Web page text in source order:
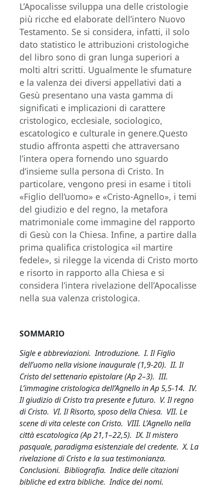
L’Apocalisse sviluppa una delle cristologie
più ricche ed elaborate dell’intero Nuovo
Testamento. Se si considera, infatti, il solo
dato statistico le attribuzioni cristologiche
del libro sono di gran lunga superiori a
molti altri scritti. Ugualmente le sfumature
e la valenza dei diversi appellativi dati a
Gesù presentano una vasta gamma di
significati e implicazioni di carattere
cristologico, ecclesiale, sociologico,
escatologico e culturale in genere.Questo
studio affronta aspetti che attraversano
l’intera opera fornendo uno sguardo
d’insieme sulla persona di Cristo. In
particolare, vengono presi in esame i titoli
«Figlio dell’uomo» e «Cristo-Agnello», i temi
del giudizio e del regno, la metafora
matrimoniale come immagine del rapporto
di Gesù con la Chiesa. Infine, a partire dalla
prima qualifica cristologica «il martire
fedele», si rilegge la vicenda di Cristo morto
e risorto in rapporto alla Chiesa e si
considera l’intera rivelazione dell’Apocalisse
nella sua valenza cristologica.
SOMMARIO
Sigle e abbreviazioni. Introduzione. I. Il Figlio
dell’uomo nella visione inaugurale (1,9-20). II. Il
Cristo del settenario epistolare (Ap 2–3). III.
L’immagine cristologica dell’Agnello in Ap 5,5-14. IV.
Il giudizio di Cristo tra presente e futuro. V. Il regno
di Cristo. VI. Il Risorto, sposo della Chiesa. VII. Le
scene di vita celeste con Cristo. VIII. L’Agnello nella
città escatologica (Ap 21,1–22,5). IX. Il mistero
pasquale, paradigma esistenziale del credente. X. La
rivelazione di Cristo e la sua testimonianza.
Conclusioni. Bibliografia. Indice delle citazioni
bibliche ed extra bibliche. Indice dei nomi.